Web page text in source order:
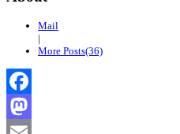
Mail
|
More Posts(36)
Facebook
Mastodon